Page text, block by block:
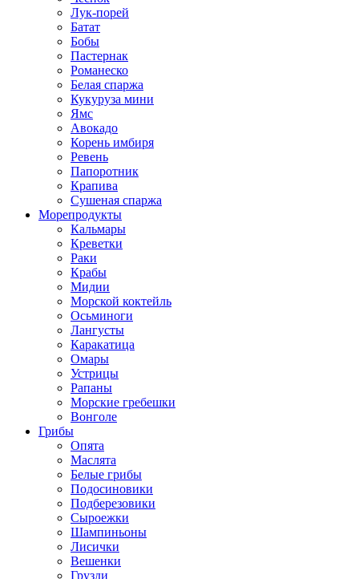
Лук-порей
Батат
Бобы
Пастернак
Романеско
Белая спаржа
Кукуруза мини
Ямс
Авокадо
Корень имбиря
Ревень
Папоротник
Крапива
Сушеная спаржа
Морепродукты
Кальмары
Креветки
Раки
Крабы
Мидии
Морской коктейль
Осьминоги
Лангусты
Каракатица
Омары
Устрицы
Рапаны
Морские гребешки
Вонголе
Грибы
Опята
Маслята
Белые грибы
Подосиновики
Подберезовики
Сыроежки
Шампиньоны
Лисички
Вешенки
Грузди